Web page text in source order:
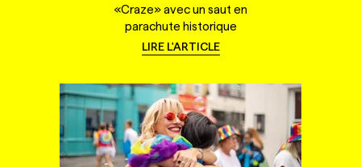
«Craze» avec un saut en
parachute historique
LIRE L'ARTICLE